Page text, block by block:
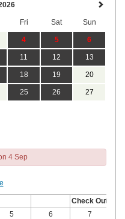
Fri Sat Sun
4 5 6
11 12 13
18 19 20
25 26 27
4 Sep
Check Out
5
6
7